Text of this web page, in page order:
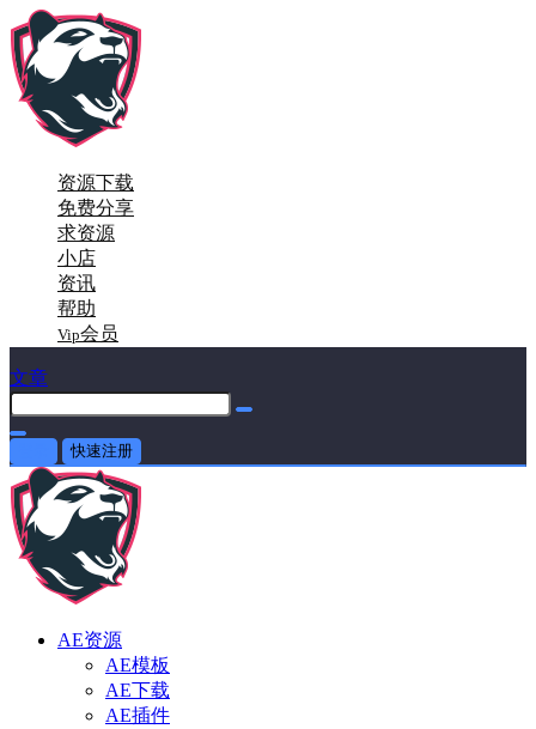
资源下载
免费分享
求资源
小店
资讯
帮助
Vip会员
文章
快速注册
AE资源
AE模板
AE下载
AE插件